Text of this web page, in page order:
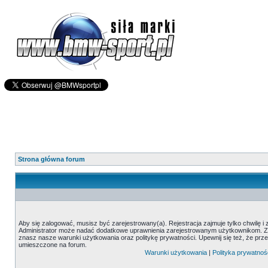
Strona główna forum
Aby się zalogować, musisz być zarejestrowany(a). Rejestracja zajmuje tylko chwilę i
Administrator może nadać dodatkowe uprawnienia zarejestrowanym użytkownikom.
znasz nasze warunki użytkowania oraz politykę prywatności. Upewnij się też, że
umieszczone na forum.
Warunki użytkowania | Polityka